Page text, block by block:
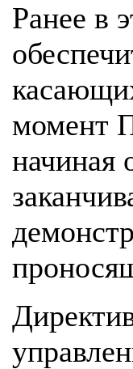
Ранее в
момент
начиная